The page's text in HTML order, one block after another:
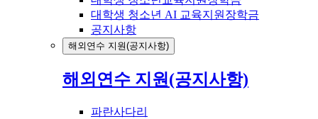
대학생 청소년 AI 교육지원장학금
공지사항
해외연수 지원(공지사항)
해외연수 지원(공지사항)
파란사다리